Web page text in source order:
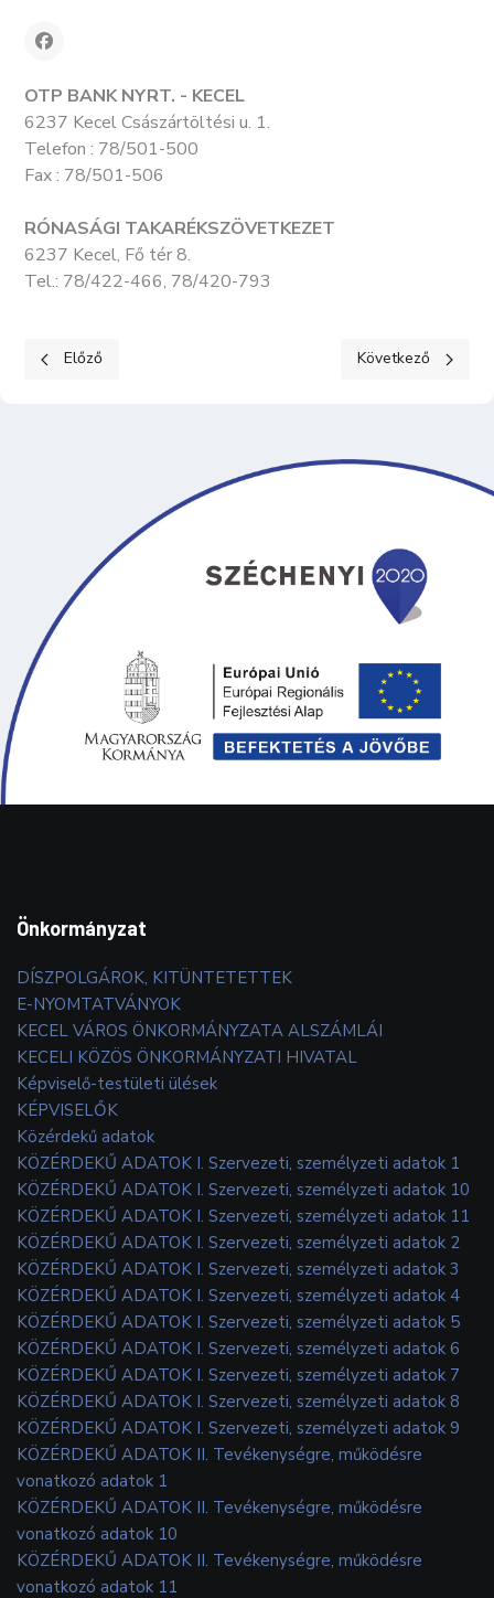
OTP BANK NYRT. - KECEL
6237 Kecel Császártöltési u. 1.
Telefon : 78/501-500
Fax : 78/501-506
RÓNASÁGI TAKARÉKSZÖVETKEZET
6237 Kecel, Fő tér 8.
Tel.: 78/422-466, 78/420-793
Előző cikk: TŰZOLTÓSÁG
Előző Következő cikk:
Következő
Önkormányzat
DÍSZPOLGÁROK, KITÜNTETETTEK
E-NYOMTATVÁNYOK
KECEL VÁROS ÖNKORMÁNYZATA ALSZÁMLÁI
KECELI KÖZÖS ÖNKORMÁNYZATI HIVATAL
Képviselő-testületi ülések
KÉPVISELŐK
Közérdekű adatok
KÖZÉRDEKŰ ADATOK I. Szervezeti, személyzeti adatok 1
KÖZÉRDEKŰ ADATOK I. Szervezeti, személyzeti adatok 10
KÖZÉRDEKŰ ADATOK I. Szervezeti, személyzeti adatok 11
KÖZÉRDEKŰ ADATOK I. Szervezeti, személyzeti adatok 2
KÖZÉRDEKŰ ADATOK I. Szervezeti, személyzeti adatok 3
KÖZÉRDEKŰ ADATOK I. Szervezeti, személyzeti adatok 4
KÖZÉRDEKŰ ADATOK I. Szervezeti, személyzeti adatok 5
KÖZÉRDEKŰ ADATOK I. Szervezeti, személyzeti adatok 6
KÖZÉRDEKŰ ADATOK I. Szervezeti, személyzeti adatok 7
KÖZÉRDEKŰ ADATOK I. Szervezeti, személyzeti adatok 8
KÖZÉRDEKŰ ADATOK I. Szervezeti, személyzeti adatok 9
KÖZÉRDEKŰ ADATOK II. Tevékenységre, működésre
vonatkozó adatok 1
KÖZÉRDEKŰ ADATOK II. Tevékenységre, működésre
vonatkozó adatok 10
KÖZÉRDEKŰ ADATOK II. Tevékenységre, működésre
vonatkozó adatok 11